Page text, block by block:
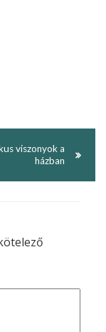
viszonyok a
házban